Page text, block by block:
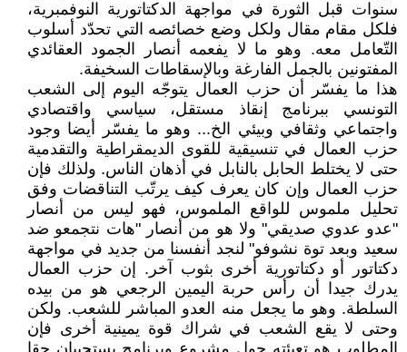
سنوات قبل الثورة في مواجهة الدكتاتورية النوفمبرية،
فلكل مقام مقال ولكل وضع خصائصه التي تحدّد أسلوب
التّعامل معه. وهو ما لا يفعمه أنصار الجمود العقائدي
المفتونين بالجمل الفارغة وبالإسقاطات السخيفة.
هذا ما يفسّر أن حزب العمال يتوجّه اليوم إلى الشعب
التونسي ببرنامج إنقاذ مستقل، سياسي واقتصادي
واجتماعي وثقافي وبيئي الخ... وهو ما يفسّر أيضا وجود
حزب العمال في تنسيقية للقوى الديمقراطية والتقدمية
حتى لا يختلط الحابل بالنابل في أذهان الناس. ولذلك فإن
حزب العمال وإن كان يعرف كيف يرتّب التناقضات وفق
تحليل ملموس للواقع الملموس، فهو ليس من أنصار
"عدو عدوي صديقي" ولا هو من أنصار "هات نتجمعو ضد
سعيد وبعد توة نشوفو" لنجد أنفسنا من جديد في مواجهة
دكتاتور أو دكتاتورية أخرى بثوب آخر. إن حزب العمال
يدرك جيدا أن رأس حربة اليمين الرجعي هو من بيده
السلطة. وهو ما يجعل منه العدو المباشر للشعب. ولكن
وحتى لا يقع الشعب في شراك قوة يمينية أخرى فإن